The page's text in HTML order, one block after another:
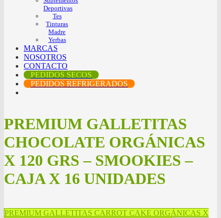
Deportivas
Tes
Tinturas
Madre
Yerbas
MARCAS
NOSOTROS
CONTACTO
PEDIDOS SECOS
PEDIDOS REFRIGERADOS
PREMIUM GALLETITAS
CHOCOLATE ORGÁNICAS
X 120 GRS – SMOOKIES –
CAJA X 16 UNIDADES
PREMIUM GALLETITAS CARROT CAKE ORGÁNICAS X